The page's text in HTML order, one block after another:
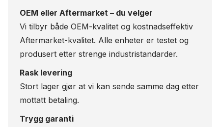
OEM eller Aftermarket – du velger
Vi tilbyr både OEM-kvalitet og kostnadseffektiv
Aftermarket-kvalitet. Alle enheter er testet og
produsert etter strenge industristandarder.
Rask levering
Stort lager gjør at vi kan sende samme dag etter
mottatt betaling.
Trygg garanti